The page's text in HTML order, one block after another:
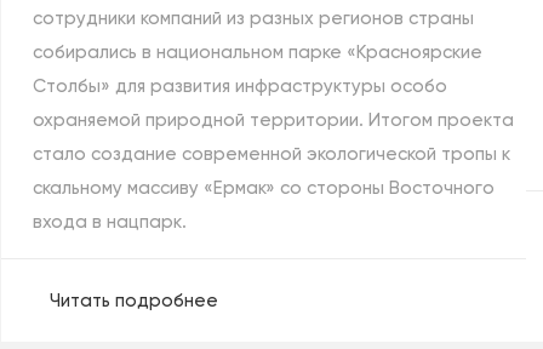
сотрудники компаний из разных регионов страны
собирались в национальном парке «Красноярские
Столбы» для развития инфраструктуры особо
охраняемой природной территории. Итогом проекта
стало создание современной экологической тропы к
скальному массиву «Ермак» со стороны Восточного
входа в нацпарк.
Читать подробнее